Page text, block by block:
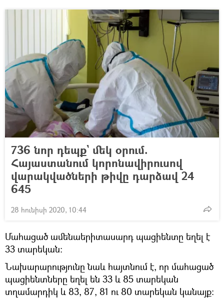
736 նոր դեպք` մեկ օրում.
Հայաստանում կորոնավիրուսով
վարակվածների թիվը դարձավ 24
645
28 հունիսի 2020, 10:44
Մահացած ամենաերիտասարդ պացիենտը եղել է
33 տարեկան:
Նախարարությունը նաև հայտնում է, որ մահացած
պացիենտները եղել են 33 և 85 տարեկան
տղամարդիկ և 83, 87, 81 ու 80 տարեկան կանայք: